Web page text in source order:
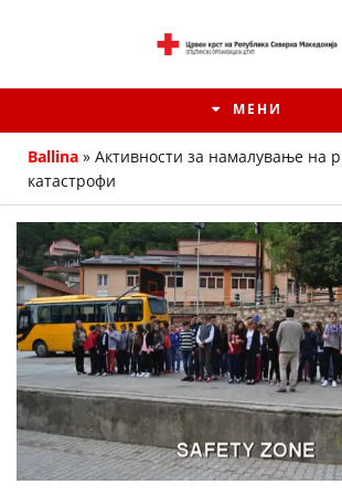
МЕНИ
ИСТОРИЈАТ НА ЦКРМ
ИСТОРИЈАТ НА ДВИЖЕЊЕТО
Ballina » Активности за намалување на
катастрофи